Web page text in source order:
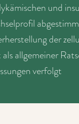
und
der
allgemeiner
verfolgt